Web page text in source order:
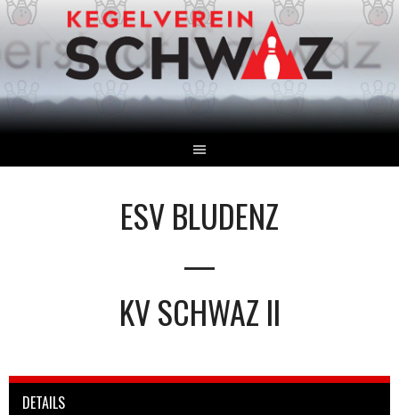
Springe
zum
Inhalt
ESV BLUDENZ
—
KV SCHWAZ II
DETAILS